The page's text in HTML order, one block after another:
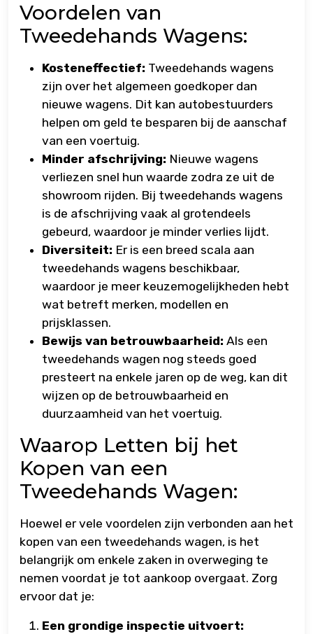
Voordelen van
Tweedehands Wagens:
Kosteneffectief: Tweedehands wagens
zijn over het algemeen goedkoper dan
nieuwe wagens. Dit kan autobestuurders
helpen om geld te besparen bij de aanschaf
van een voertuig.
Minder afschrijving: Nieuwe wagens
verliezen snel hun waarde zodra ze uit de
showroom rijden. Bij tweedehands wagens
is de afschrijving vaak al grotendeels
gebeurd, waardoor je minder verlies lijdt.
Diversiteit: Er is een breed scala aan
tweedehands wagens beschikbaar,
waardoor je meer keuzemogelijkheden hebt
wat betreft merken, modellen en
prijsklassen.
Bewijs van betrouwbaarheid: Als een
tweedehands wagen nog steeds goed
presteert na enkele jaren op de weg, kan dit
wijzen op de betrouwbaarheid en
duurzaamheid van het voertuig.
Waarop Letten bij het
Kopen van een
Tweedehands Wagen:
Hoewel er vele voordelen zijn verbonden aan het
kopen van een tweedehands wagen, is het
belangrijk om enkele zaken in overweging te
nemen voordat je tot aankoop overgaat. Zorg
ervoor dat je:
Een grondige inspectie uitvoert: